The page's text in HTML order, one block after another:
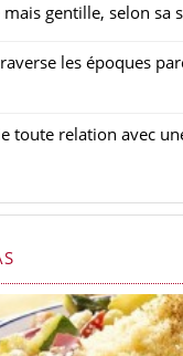
mais gentille, selon sa
les époques
toute relation avec